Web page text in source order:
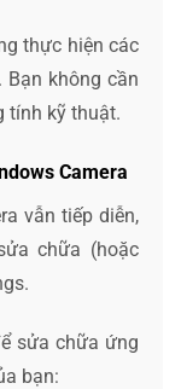
thực hiện các
Bạn không cần
tính kỹ thuật.
Camera
vẫn tiếp diễn,
chữa (hoặc
sửa chữa ứng
bạn: